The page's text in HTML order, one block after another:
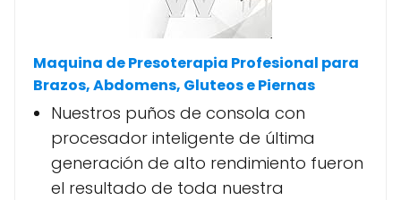
Maquina de Presoterapia Profesional para
Brazos, Abdomens, Gluteos e Piernas
Nuestros puños de consola con
procesador inteligente de última
generación de alto rendimiento fueron
el resultado de toda nuestra